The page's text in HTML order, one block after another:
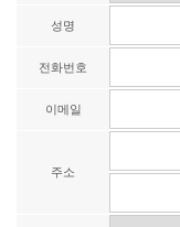
성명
전화번호
이메일
주소